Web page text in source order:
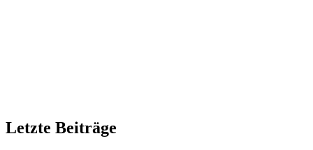
Letzte Beiträge